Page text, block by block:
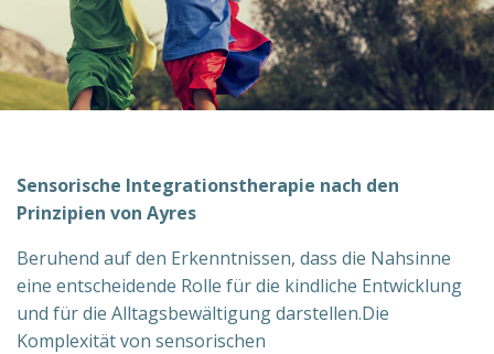
Sensorische Integrationstherapie nach den
Prinzipien von Ayres
Beruhend auf den Erkenntnissen, dass die Nahsinne
eine entscheidende Rolle für die kindliche Entwicklung
und für die Alltagsbewältigung darstellen.Die
Komplexität von sensorischen